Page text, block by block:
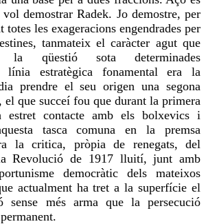
demostrar Radek. Jo demostre, per
totes les exageracions engendrades per
tanmateix el caràcter agut que
la qüestió sota determinades
línia estratègica fonamental era la
prendre el seu origen una segona
el que succeí fou que durant la primera
estret contacte amb els bolxevics i
tasca comuna en la premsa
la critica, pròpia de renegats, del
Revolució de 1917 lluití, junt amb
democràtic dels mateixos
actualment ha tret a la superfície el
sense més arma que la persecució